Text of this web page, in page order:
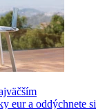
eur a oddýchnete si